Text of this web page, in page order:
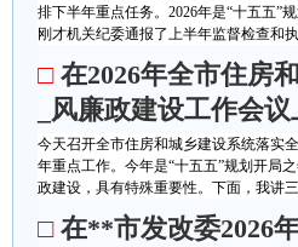
排下半年重点任务。2026年是“十五五”
刚才机关纪委通报了上半年监督检查和
□ 在2026年全市住房
_风廉政建设工作会
今天召开全市住房和城乡建设系统落实
年重点工作。今年是“十五五”规划开局
政建设，具有特殊重要性。下面，我讲
□ 在**市发改委2026